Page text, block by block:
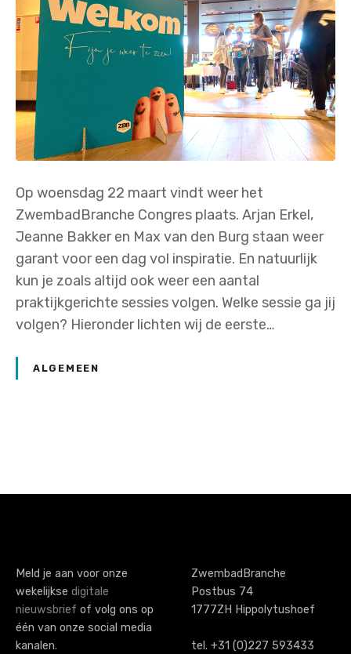
Op woensdag 22 maart vindt weer het
ZwembadBranche Congres plaats. Arjan Erkel,
Jeanne Bakker en Max van den Burg staan weer
garant voor een dag vol inspiratie. En natuurlijk
kun je zoals altijd ook weer een aantal
praktijkgerichte sessies volgen. Welke sessie ga jij
volgen? Hieronder lichten wij de eerste…
ALGEMEEN
o
s
n
a
Meld je aan voor onze
wekelijkse digitale
nieuwsbrief of volg ons op
één van onze social media
kanalen.
ZwembadBranche
Postbus 74
1777ZH Hippolytushoef
tel. +31 (0)227 593433